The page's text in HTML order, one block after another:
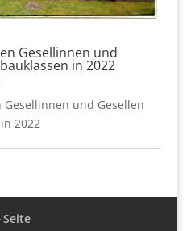
Gesellinnen und
in 2022
und Gesellen
2022
Seite